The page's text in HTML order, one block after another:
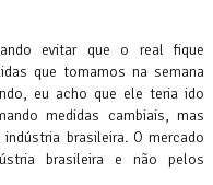
evitar que o real fique
que tomamos na semana
eu acho que ele teria ido
medidas cambiais, mas
brasileira. O mercado
brasileira e não pelos